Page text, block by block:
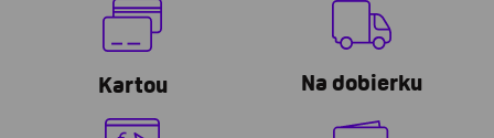
Kartou Na dobierku